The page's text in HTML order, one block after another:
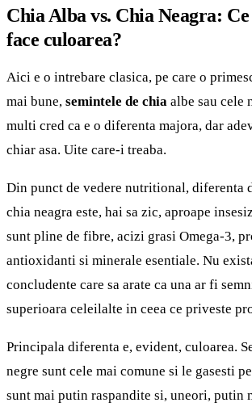
Chia Alba vs. Chia Neagra:
face culoarea?
Aici e o intrebare clasica, pe care o
mai bune, semintele de chia albe sau cele
multi cred ca e o diferenta majora, dar
chiar asa. Uite care-i treaba.
Din punct de vedere nutritional, diferenta
chia neagra este, hai sa zic, aproape
sunt pline de fibre, acizi grasi Omega-3,
antioxidanti si minerale esentiale. Nu
concludente care sa arate ca una ar fi
superioara celeilalte in ceea ce priveste
Principala diferenta e, evident, culoarea.
negre sunt cele mai comune si le gasesti
sunt mai putin raspandite si, uneori, putin